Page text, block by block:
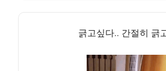
긁고싶다.. 간절히 긁